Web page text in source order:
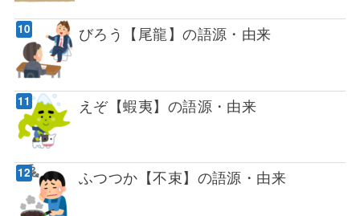
びろう【尾龍】の語源・由来
えぞ【蝦夷】の語源・由来
ふつつか【不束】の語源・由来